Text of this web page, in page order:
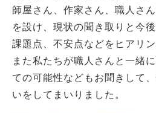
師屋さん、作家さん、職人さ
を設け、現状の聞き取りと今
課題点、不安点などをヒアリ
また私たちが職人さんと一緒
ての可能性などもお聞きして
いをしてまいりました。